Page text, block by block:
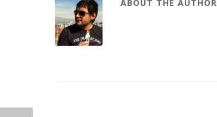
ABOUT THE AUTHOR